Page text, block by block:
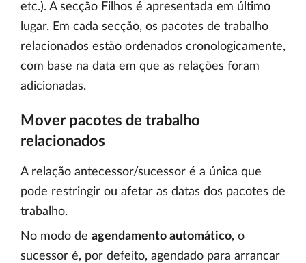
etc.). A secção Filhos é apresentada em último
lugar. Em cada secção, os pacotes de trabalho
relacionados estão ordenados cronologicamente,
com base na data em que as relações foram
adicionadas.
Mover pacotes de trabalho
relacionados
A relação antecessor/sucessor é a única que
pode restringir ou afetar as datas dos pacotes de
trabalho.
No modo de agendamento automático, o
sucessor é, por defeito, agendado para arrancar